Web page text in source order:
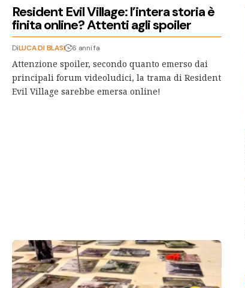
Resident Evil Village: l’intera storia è
finita online? Attenti agli spoiler
DiLUCA DI BLASI 6 anni fa
Attenzione spoiler, secondo quanto emerso dai
principali forum videoludici, la trama di Resident
Evil Village sarebbe emersa online!